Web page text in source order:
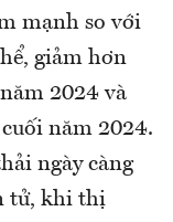
mạnh so với
giảm hơn
2024 và
năm 2024.
ngày càng
tử, khi thị